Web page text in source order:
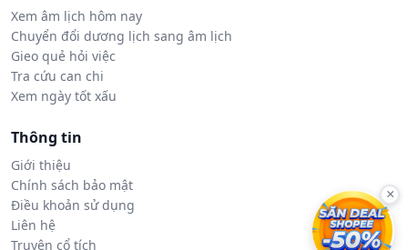
Xem âm lịch hôm nay
Chuyển đổi dương lịch sang âm lịch
Gieo quẻ hỏi việc
Tra cứu can chi
Xem ngày tốt xấu
Thông tin
Giới thiệu
Chính sách bảo mật
Điều khoản sử dụng
Liên hệ
Truyện cổ tích
×